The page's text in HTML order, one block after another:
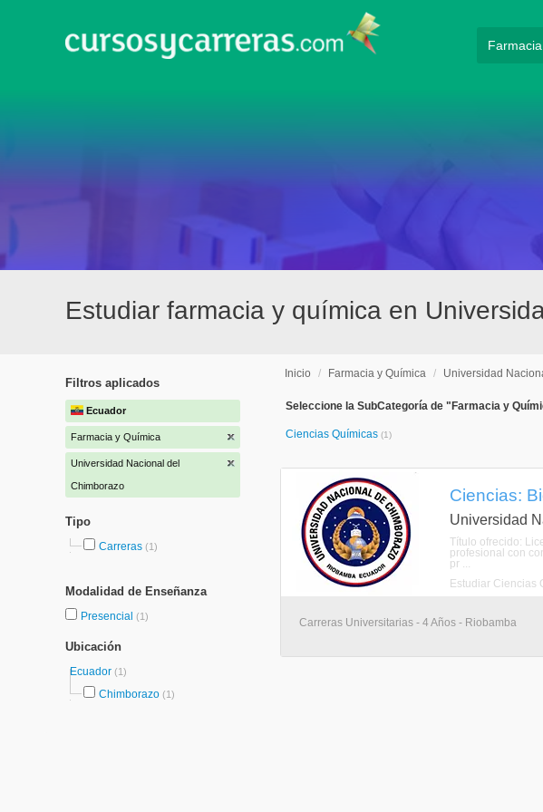
Estudiar farmacia y química en
Filtros aplicados
Ecuador
Farmacia y Química
Universidad Nacional del
Chimborazo
Tipo
Carreras (1)
Modalidad de Enseñanza
Presencial (1)
Ubicación
Ecuador (1)
Chimborazo (1)
Inicio / Farmacia y Química / Universidad
Seleccione la SubCategoría de "Farmacia y
Ciencias Químicas (1)
Ciencias:
Universidad
Título ofrecido:
profesional con
pr ...
Estudiar Ciencias
Carreras Universitarias - 4 Años - Riobamba